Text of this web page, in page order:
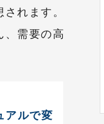
れます。
、需要の高
アルで変